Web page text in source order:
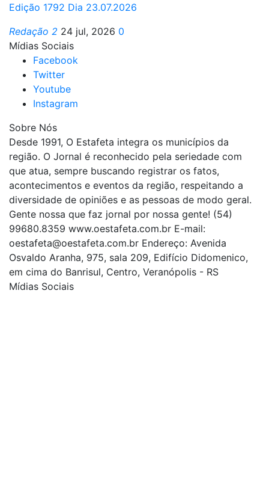
Edição 1792 Dia 23.07.2026
Redação 2 24 jul, 2026 0
Mídias Sociais
Facebook
Twitter
Youtube
Instagram
Sobre Nós
Desde 1991, O Estafeta integra os municípios da
região. O Jornal é reconhecido pela seriedade com
que atua, sempre buscando registrar os fatos,
acontecimentos e eventos da região, respeitando a
diversidade de opiniões e as pessoas de modo geral.
Gente nossa que faz jornal por nossa gente! (54)
99680.8359 www.oestafeta.com.br E-mail:
oestafeta@oestafeta.com.br Endereço: Avenida
Osvaldo Aranha, 975, sala 209, Edifício Didomenico,
em cima do Banrisul, Centro, Veranópolis - RS
Mídias Sociais